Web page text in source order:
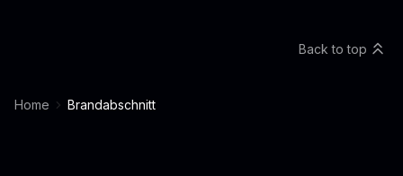
Home Brandabschnitt
Back to top